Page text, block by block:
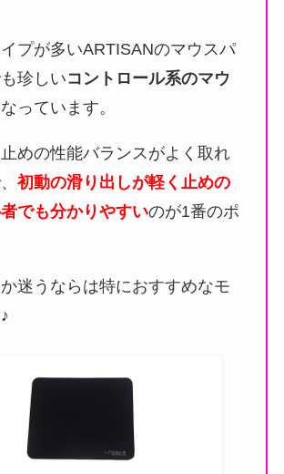
プが多いARTISANのマウスパ
珍しいコントロール系のマウ
っています。
めの性能バランスがよく取れ
初動の滑り出しが軽く止めの
でも分かりやすいのが1番のポ
迷うならは特におすすめなモ